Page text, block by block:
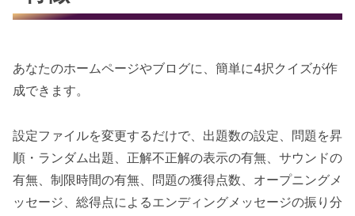
あなたのホームページやブログに、簡単に4択クイズが作
成できます。
設定ファイルを変更するだけで、出題数の設定、問題を昇
順・ランダム出題、正解不正解の表示の有無、サウンドの
有無、制限時間の有無、問題の獲得点数、オープニングメ
ッセージ、総得点によるエンディングメッセージの振り分